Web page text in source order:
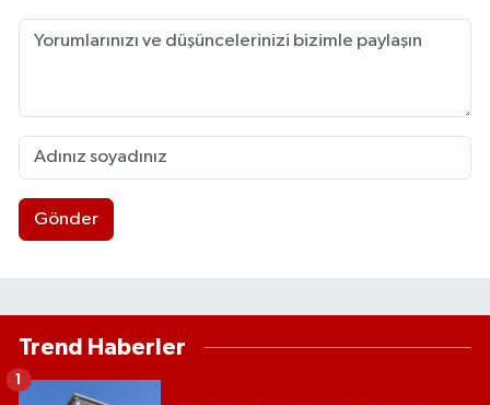
Gönder
Trend Haberler
1